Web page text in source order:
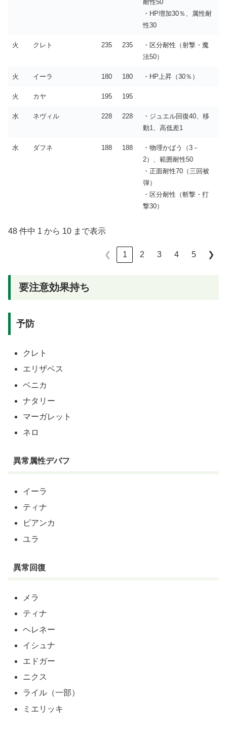
耐性50
・HP増加30％、属性耐
性30
火 クレト 235 235
・区分耐性（射撃・魔
法50）
火 イーラ 180 180 ・HP上昇（30％）
火 カヤ 195 195
水 ネヴィル 228 228
・ジュエル回復40、移
動1、高低差1
水 ダフネ 188 188
・物理かばう（3－
2）、範囲耐性50
・正面耐性70（三回被
弾）
・区分耐性（斬撃・打
撃30）
48 件中 1 から 10 まで表示
❮ 1 2 3 4 5 ❯
要注意効果持ち
予防
クレト
エリザベス
ベニカ
ナタリー
マーガレット
ネロ
異常属性デバフ
イーラ
ティナ
ビアンカ
ユラ
異常回復
メラ
ティナ
ヘレネー
イシュナ
エドガー
ニクス
ライル（一部）
ミエリッキ